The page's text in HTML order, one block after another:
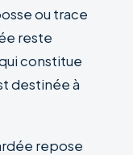
ou trace
reste
constitue
destinée à
repose